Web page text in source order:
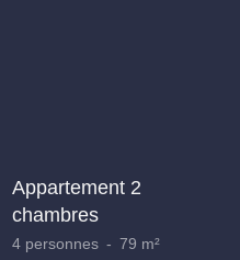
Appartement 2
chambres
4 personnes 79 m²
Nom :